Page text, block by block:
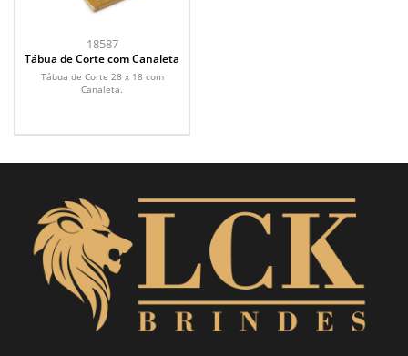
18587
Tábua de Corte com Canaleta
Tábua de Corte 28 x 18 com
Canaleta.